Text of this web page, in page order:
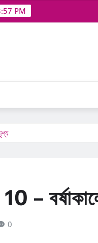
PM
10 –
0